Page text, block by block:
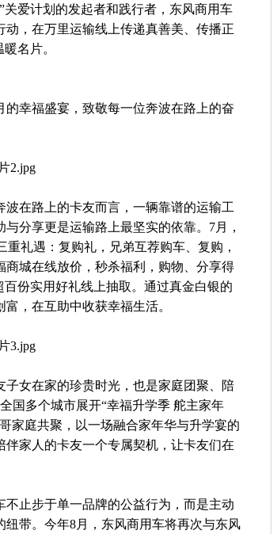
爱计划的发起者和践行者，东风商用车
，在万里运输线上传递真善美、传播正
名片。
幸福盛宴，致敬每一位奔波在路上的奋
在路上的卡友而言，一辆靠谱的运输工
分享更是运输路上最坚实的依靠。7月，
礼遇：复购礼，兄弟互荐购车、复购，
城在线放价，秒杀福利，购物、分享得
份实用好礼线上抽取。通过真金白银的
，在互助中收获幸福生活。
女在家的珍贵时光，也是家庭团聚、陪
国多个城市展开“幸福升学季 舵主家年
家庭共聚，以一场融合家年华与升学宴的
家人的卡友一个专属契机，让卡友们在
止步于单一品牌的公益行为，而是主动
带。今年8月，东风商用车将再次与东风